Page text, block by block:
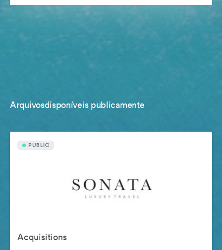
Arquivosdisponíveis publicamente
PUBLIC
Acquisitions